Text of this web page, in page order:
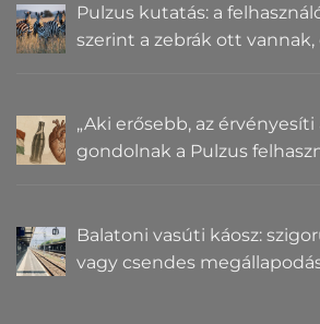
Pulzus kutatás: a
szerint a zebrák ott
„Aki erősebb, az érvényesíti
gondolnak a Pulzus
Balatoni vasúti káosz:
vagy csendes